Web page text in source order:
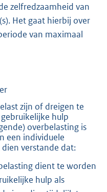
zelfredzaamheid van
Het gaat hierbij over
van maximaal
zijn of dreigen te
hulp
overbelasting is
een individuele
verstande dat:
dient te worden
hulp als